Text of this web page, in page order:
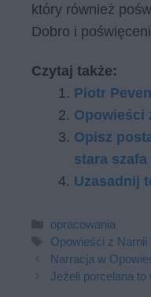
który również
Dobro i
Czytaj także:
Piotr
Opowieści
Opisz
stara szafa
Uzasadnij
Kategorie
opracowania
Tagi
Opowieści z Narnii
Narracja w
Jeżeli porcelana to